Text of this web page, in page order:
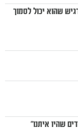
שהוא יכול לסמוך
שהיו איתנו"